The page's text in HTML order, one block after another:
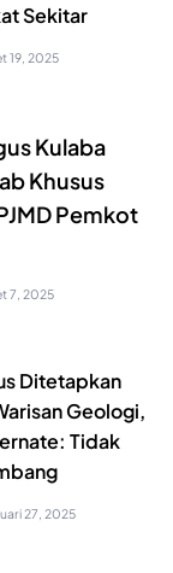
Sekitar
19, 2025
Kulaba
Khusus
Pemkot
7, 2025
Ditetapkan
Geologi,
Tidak
27, 2025